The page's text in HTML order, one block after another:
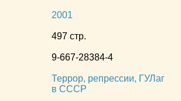
2001
497 стр.
9-667-28384-4
Террор, репрессии, ГУЛаг
в СССР